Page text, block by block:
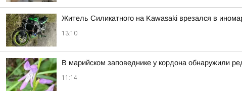
Житель Силикатного на Kawasaki врезался в
13:10
В марийском заповеднике у кордона обнаружили
11:14